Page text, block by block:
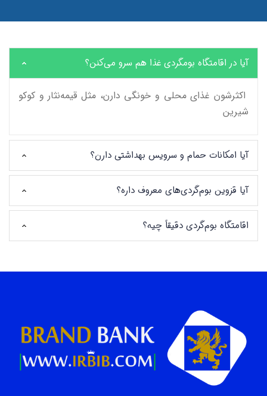
آیا در اقامتگاه بومگردی غذا هم سرو می‌کنن؟
اکثرشون غذای محلی و خونگی دارن، مثل قیمه‌نثار و کوکو
شیرین
آیا امکانات حمام و سرویس بهداشتی دارن؟
آیا قزوین بوم‌گردی‌های معروف داره؟
اقامتگاه بوم‌گردی دقیقاً چیه؟